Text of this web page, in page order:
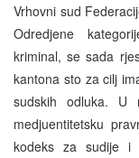
Vrhovni sud
Odredjene
kriminal, se sada
kantona sto za cilj
sudskih odluka. U
medjuentitetsku
kodeks za sudije i